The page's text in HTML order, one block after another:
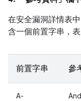
在安全漏洞詳情表中
含一個前置字串，
前置字串 參
A-